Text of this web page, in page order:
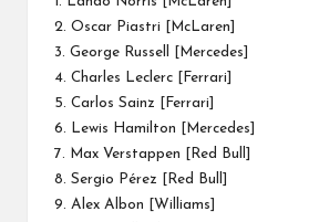
2. Oscar Piastri [McLaren]
3. George Russell [ Mercedes
4. Charles Leclerc [ Ferrari
5. Carlos Sainz [Ferrari]
6. Lewis Hamilton [Mercedes]
7. Max Verstappen [Red Bull]
8. Sergio Pérez [Red Bull]
9. Alex Albon [Williams